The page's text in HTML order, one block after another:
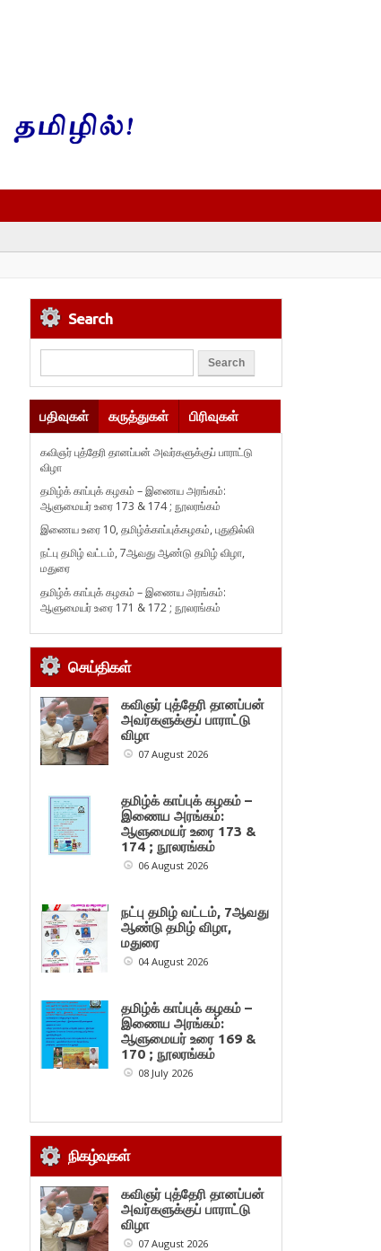
Search
பதிவுகள் கருத்துகள் பிரிவுகள்
கவிஞர் புத்தேரி தானப்பன் அவர்களுக்குப் பாராட்டு
விழா
தமிழ்க் காப்புக் கழகம் – இணைய அரங்கம்:
ஆளுமையர் உரை 173 & 174 ; நூலரங்கம்
இணைய உரை 10, தமிழ்க்காப்புக்கழகம், புதுதில்லி
நட்பு தமிழ் வட்டம், 7ஆவது ஆண்டு தமிழ் விழா,
மதுரை
தமிழ்க் காப்புக் கழகம் – இணைய அரங்கம்:
ஆளுமையர் உரை 171 & 172 ; நூலரங்கம்
செய்திகள்
கவிஞர் புத்தேரி தானப்பன்
அவர்களுக்குப் பாராட்டு
விழா
07 August 2026
தமிழ்க் காப்புக் கழகம் –
இணைய அரங்கம்:
ஆளுமையர் உரை 173 &
174 ; நூலரங்கம்
06 August 2026
நட்பு தமிழ் வட்டம், 7ஆவது
ஆண்டு தமிழ் விழா,
மதுரை
04 August 2026
தமிழ்க் காப்புக் கழகம் –
இணைய அரங்கம்:
ஆளுமையர் உரை 169 &
170 ; நூலரங்கம்
08 July 2026
நிகழ்வுகள்
கவிஞர் புத்தேரி தானப்பன்
அவர்களுக்குப் பாராட்டு
விழா
07 August 2026